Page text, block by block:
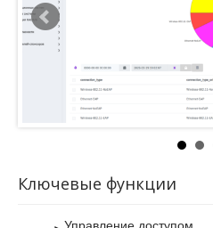
Ключевые функции